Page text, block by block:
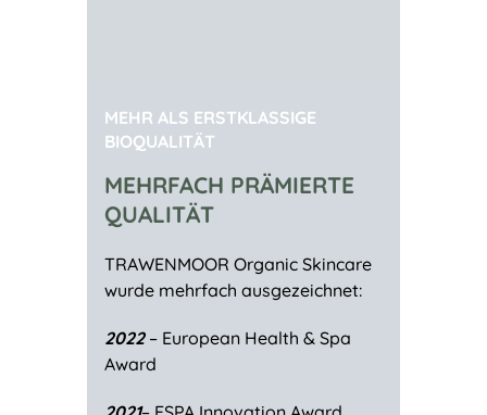
MEHR ALS ERSTKLASSIGE
BIOQUALITÄT
MEHRFACH PRÄMIERTE
QUALITÄT
TRAWENMOOR Organic Skincare
wurde mehrfach ausgezeichnet:
2022 – European Health & Spa
Award